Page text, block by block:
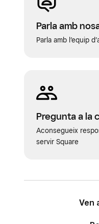
Parla amb
Parla amb l’equip
Pregunta a la
Aconsegueix
servir Square
Ven